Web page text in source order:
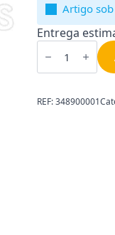
Artigo
Entrega
Quantidade
de
para
Rosca
3/4
REF:348900001